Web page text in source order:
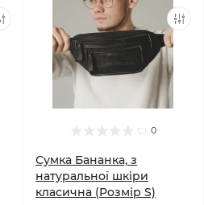
0
Сумка Бананка, з
натуральної шкіри
класична (Розмір S)